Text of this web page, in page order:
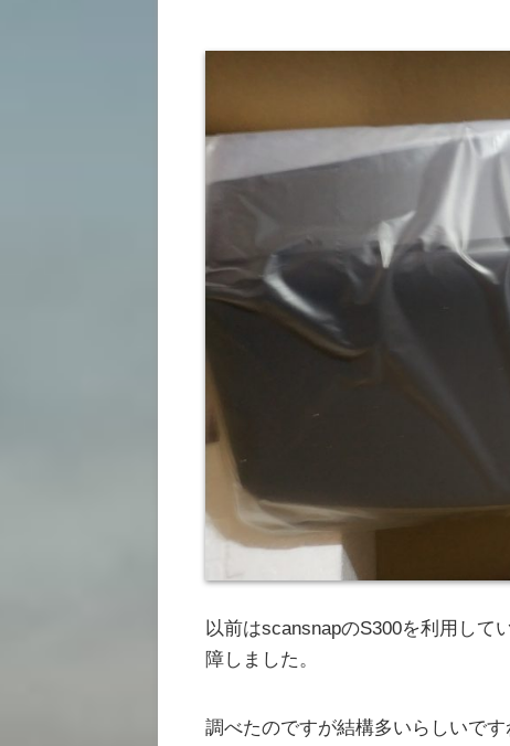
以前はscansnapのS300を利用して
障しました。
調べたのですが結構多いらしいで